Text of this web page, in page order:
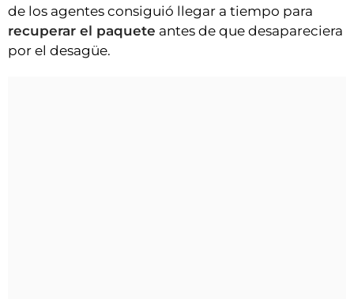
de los agentes consiguió llegar a tiempo para
recuperar el paquete antes de que desapareciera
por el desagüe.